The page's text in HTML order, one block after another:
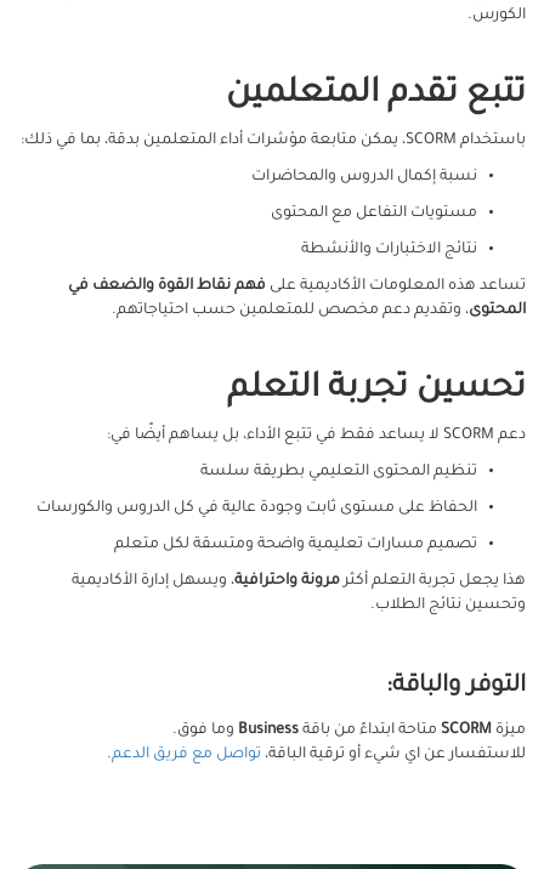
الكورس.
تتبع تقدم المتعلمين
باستخدام SCORM، يمكن متابعة مؤشرات أداء المتعلمين بدقة، بما في ذلك:
نسبة إكمال الدروس والمحاضرات
مستويات التفاعل مع المحتوى
نتائج الاختبارات والأنشطة
تساعد هذه المعلومات الأكاديمية على فهم نقاط القوة والضعف في
المحتوى، وتقديم دعم مخصص للمتعلمين حسب احتياجاتهم.
تحسين تجربة التعلم
دعم SCORM لا يساعد فقط في تتبع الأداء، بل يساهم أيضًا في:
تنظيم المحتوى التعليمي بطريقة سلسة
الحفاظ على مستوى ثابت وجودة عالية في كل الدروس والكورسات
تصميم مسارات تعليمية واضحة ومتسقة لكل متعلم
هذا يجعل تجربة التعلم أكثرمرونة واحترافية، ويسهل إدارة الأكاديمية
وتحسين نتائج الطلاب.
التوفر والباقة:
ميزة SCORM متاحة ابتداءً من باقة Business وما فوق.
للاستفسار عن اي شيء أو ترقية الباقة، تواصل مع فريق الدعم.